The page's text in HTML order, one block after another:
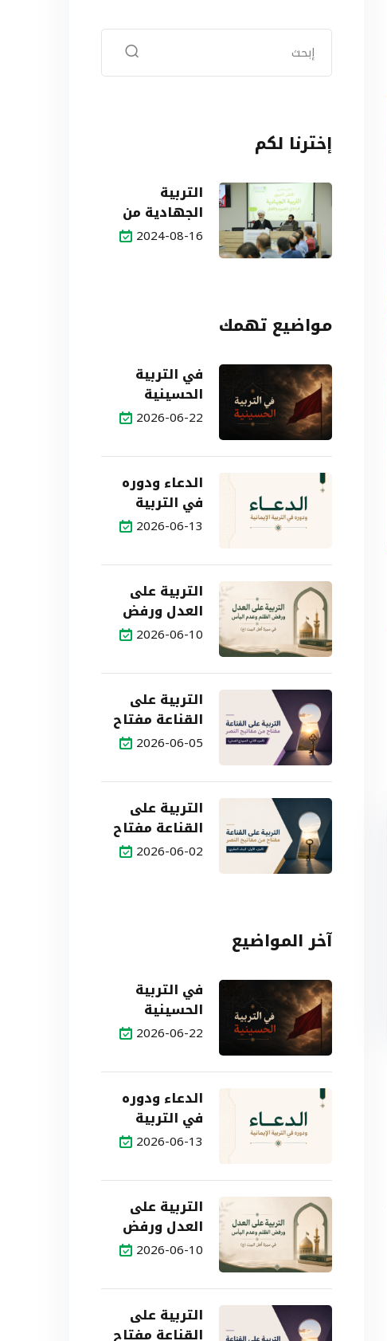
إخترنا لكم
التربية
الجهادية من
التحديات إلى
2024-08-16
مواضيع تهمك
في التربية
الحسينية
2026-06-22
الدعاء ودوره
في التربية
الإيمانية
2026-06-13
التربية على
العدل ورفض
الظلم وعدم
سيرة أهل
البيت (ع)
2026-06-10
التربية على
القناعة مفتاح
من مفاتيح
الثاني: النموذج
العملي)
2026-06-05
التربية على
القناعة مفتاح
من مفاتيح
2026-06-02
آخر المواضيع
في التربية
الحسينية
2026-06-22
الدعاء ودوره
في التربية
الإيمانية
2026-06-13
التربية على
العدل ورفض
الظلم وعدم
سيرة أهل
البيت (ع)
2026-06-10
التربية على
القناعة مفتاح